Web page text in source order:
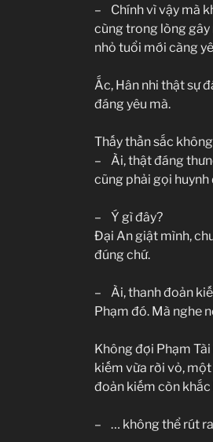
– Chính vì vậy mà
cùng trong lòng gây
nhỏ tuổi mới càng
Ắc, Hân nhi thật sự
đáng yêu mà.
Thấy thần sắc
– Ài, thật đáng
cũng phải gọi
– Ý gì đây?
Đại An giật mình,
đúng chứ.
– Ài, thanh đoản
Phạm đó. Mà nghe
Không đợi Phạm
kiếm vừa rời vỏ,
đoản kiếm còn
– … không thể rút